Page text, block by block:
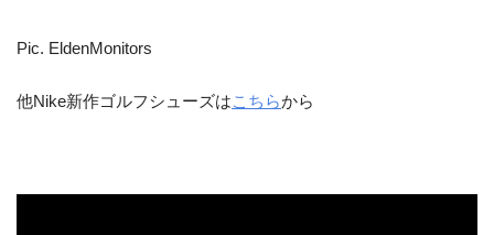
Pic. EldenMonitors
他Nike新作ゴルフシューズはこちらから